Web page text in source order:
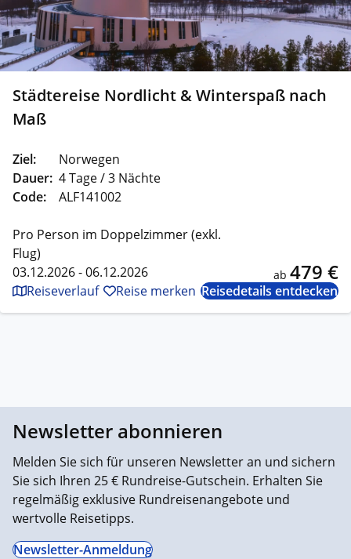
Städtereise Nordlicht & Winterspaß nach
Maß
Ziel:
Norwegen
Dauer: 4 Tage / 3 Nächte
Code:
ALF141002
Pro Person im Doppelzimmer (exkl.
Flug)
03.12.2026 - 06.12.2026
ab 479 €
Reiseverlauf Reise merken Reisedetails entdecken
Newsletter abonnieren
Melden Sie sich für unseren Newsletter an und sichern
Sie sich Ihren 25 € Rundreise-Gutschein. Erhalten Sie
regelmäßig exklusive Rundreisenangebote und
wertvolle Reisetipps.
Newsletter-Anmeldung